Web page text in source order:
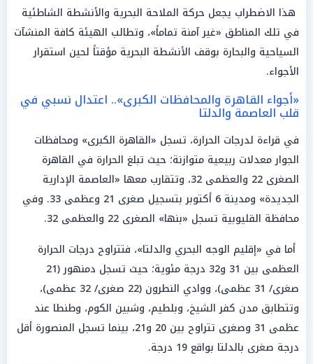
هذا الاضطراب يجعل حركة الملاحة البحرية والأنشطة الشاطئية
في تلك المناطق «غير آمنة تماماً»، وتطالب الهيئة كافة المنشآت
السياحية والبحارة بوقف الأنشطة البحرية مؤقتاً لحين استقرار
الأجواء.
«أجواء القاهرة والمحافظات الكبرى».. اعتدال نسبي في
قلب العاصمة والدلتا
في قراءة لدرجات الحرارة، تسجل «القاهرة الكبرى» ومحافظات
الجوار معدلات ربيعية متوازنة؛ حيث تبلغ الحرارة في القاهرة
الصغرى 22 والعظمى 32، وتتقارب معها «العاصمة الإدارية
الجديدة» ومدينة 6 أكتوبر بتسجيل صغرى 21 وعظمى 33. وفي
محافظة القليوبية تسجل «بنها» الصغرى 22 والعظمى 32.
أما في «إقليم الوجه البحري والدلتا»، فتتراوح درجات الحرارة
العظمى بين 31 و32 درجة مئوية؛ حيث تسجل دمنهور (21
صغرى/ 31 عظمى)، ووادي النطرون (22 صغرى/ 32 عظمى)،
وتتطابق مدن كفر الشيخ، وبلطيم، وشبين الكوم، وطنطا عند
عظمى 31 وصغرى تتراوح بين 20 و21، بينما تسجل المنصورة أقل
درجة صغرى بالدلتا بواقع 19 درجة.